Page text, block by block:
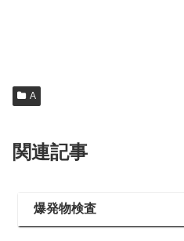
A
関連記事
爆発物検査